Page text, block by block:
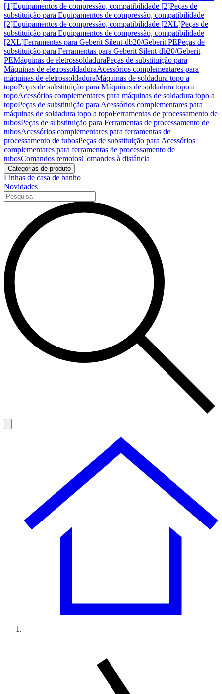
[1]Equipamentos de compressão, compatibilidade [2]Peças de
substituição para Equipamentos de compressão, compatibilidade
[2]Equipamentos de compressão, compatibilidade [2XL]Peças de
substituição para Equipamentos de compressão, compatibilidade
[2XL]Ferramentas para Geberit Silent-db20/Geberit PEPeças de
substituição para Ferramentas para Geberit Silent-db20/Geberit
PEMáquinas de eletrossoldaduraPeças de substituição para
Máquinas de eletrossoldaduraAcessórios complementares para
máquinas de eletrossoldaduraMáquinas de soldadura topo a
topoPeças de substituição para Máquinas de soldadura topo a
topoAcessórios complementares para máquinas de soldadura topo a
topoPeças de substituição para Acessórios complementares para
máquinas de soldadura topo a topoFerramentas de processamento de
tubosPeças de substituição para Ferramentas de processamento de
tubosAcessórios complementares para ferramentas de
processamento de tubosPeças de substituição para Acessórios
complementares para ferramentas de processamento de
tubosComandos remotosComandos à distância
Categorias de produto
Linhas de casa de banho
Novidades